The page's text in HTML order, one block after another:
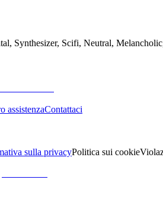
Synthesizer, Scifi, Neutral,
assistenzaContattaci
sulla privacyPolitica sui cookie